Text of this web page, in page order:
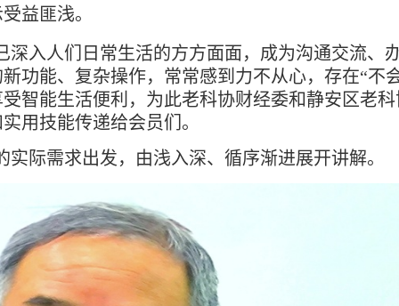
益匪浅。
深入人们日常生活的方方面面，成为沟通交流、
功能、复杂操作，常常感到力不从心，存在“不
智能生活便利，为此老科协财经委和静安区老
用技能传递给会员们。
际需求出发，由浅入深、循序渐进展开讲解。